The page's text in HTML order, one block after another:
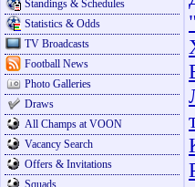
Standings & Schedules
Statistics & Odds
TV Broadcasts
Football News
Photo Galleries
Draws
All Champs at VOON
Vacancy Search
Offers & Invitations
Squads